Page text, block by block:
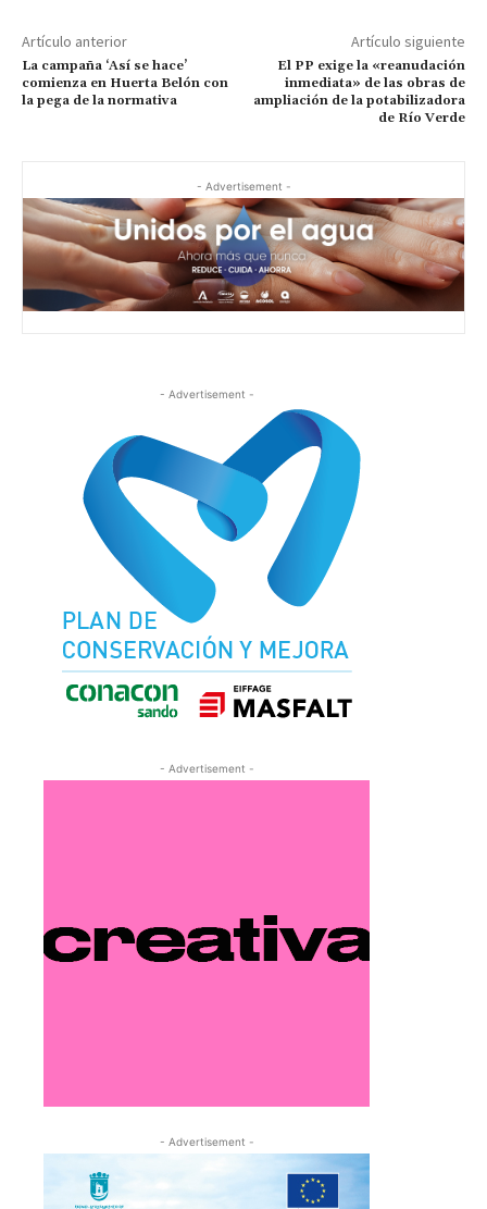
Artículo anterior
La campaña ‘Así se hace’
comienza en Huerta Belón con
la pega de la normativa
Artículo siguiente
El PP exige la «reanudación
inmediata» de las obras de
ampliación de la potabilizadora
de Río Verde
- Advertisement -
- Advertisement -
- Advertisement -
- Advertisement -